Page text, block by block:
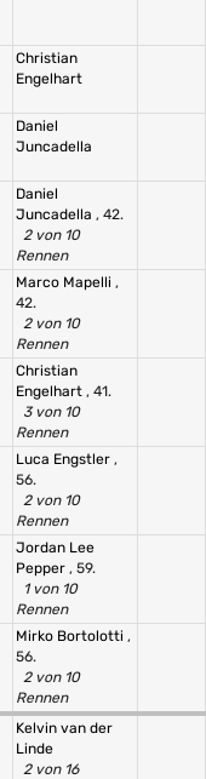
Christian
Engelhart
Daniel
Juncadella
Daniel
Juncadella , 42.
2 von 10
Rennen
Marco Mapelli ,
42.
2 von 10
Rennen
Christian
Engelhart , 41.
3 von 10
Rennen
Luca Engstler ,
56.
2 von 10
Rennen
Jordan Lee
Pepper , 59.
1 von 10
Rennen
Mirko Bortolotti ,
56.
2 von 10
Rennen
Kelvin van der
Linde
2 von 16